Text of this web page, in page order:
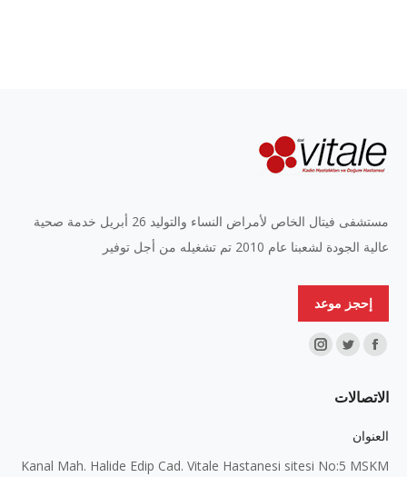
مستشفى فيتال الخاص لأمراض النساء والتوليد 26 أبريل خدمة صحية
عالية الجودة لشعبنا عام 2010 تم تشغيله من أجل توفير
إحجز موعد
Find us on:
Facebook
opens
new
window
Twitter
opens
window
Instagram
window
الاتصالات
العنوان
Kanal Mah. Halide Edip Cad. Vitale Hastanesi sitesi No:5 MSKM